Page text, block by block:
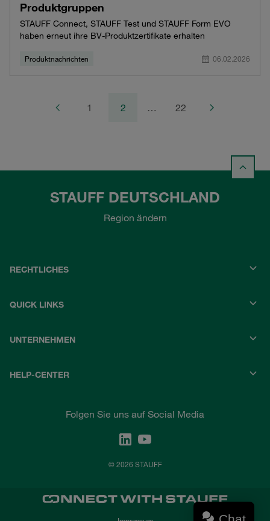
Produktgruppen
STAUFF Connect, STAUFF Test und STAUFF Form EVO
haben erneut ihre BV-Produktzertifikate erhalten
Produktnachrichten 06.02.2026
1 2 … 22
STAUFF DEUTSCHLAND
Region ändern
RECHTLICHES
QUICK LINKS
UNTERNEHMEN
HELP-CENTER
Folgen Sie uns auf Social Media
© 2026 STAUFF